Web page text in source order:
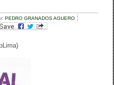
PEDRO GRANADOS AGUERO